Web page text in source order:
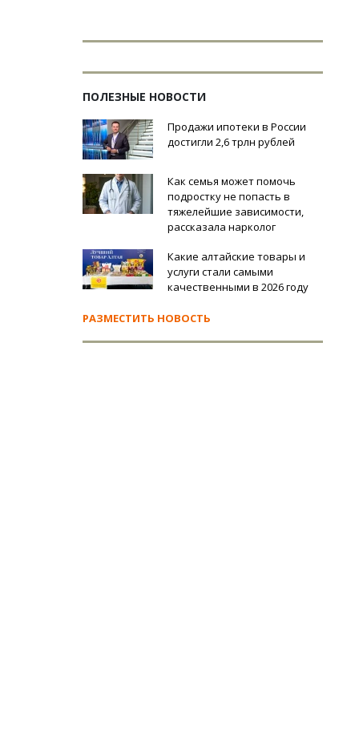
ПОЛЕЗНЫЕ НОВОСТИ
Продажи ипотеки в России
достигли 2,6 трлн рублей
Как семья может помочь
подростку не попасть в
тяжелейшие зависимости,
рассказала нарколог
Какие алтайские товары и
услуги стали самыми
качественными в 2026 году
РАЗМЕСТИТЬ НОВОСТЬ